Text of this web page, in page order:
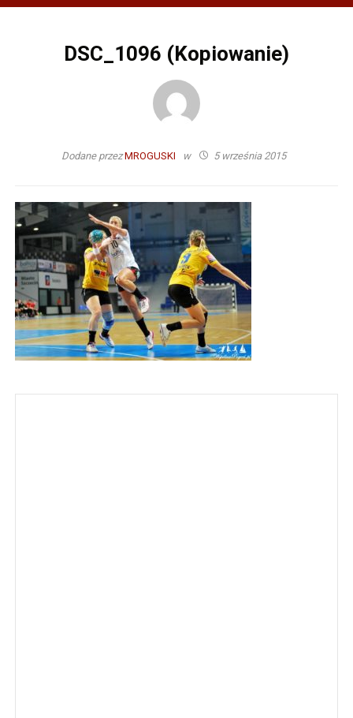
DSC_1096 (Kopiowanie)
Dodane przezMROGUSKI w 5 września 2015